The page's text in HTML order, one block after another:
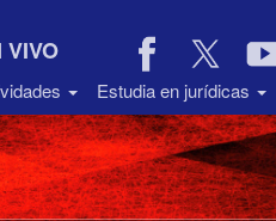
VIVO
Estudia en jurídicas